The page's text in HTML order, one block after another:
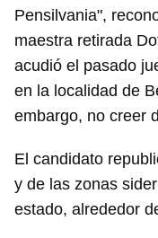
Pensilvania",
maestra retirada
acudió el pasado
en la localidad de
embargo, no creer
El candidato
y de las zonas
estado, alrededor